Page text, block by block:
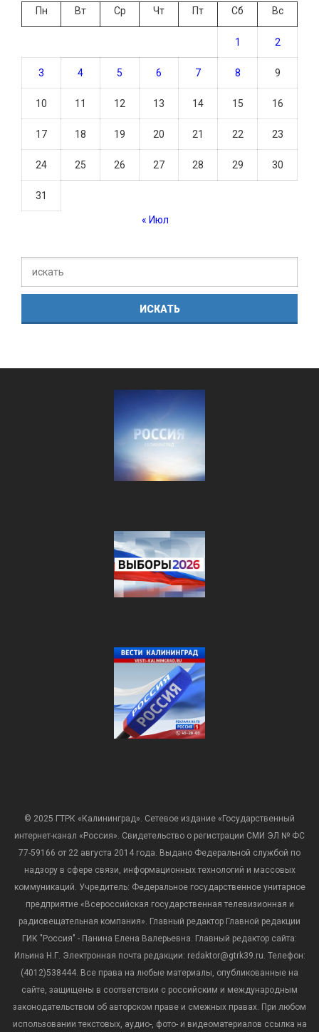
Пн
Вт Ср Чт Пт Сб Вс
1 2
3 4 5 6 7 8 9
10 11 12 13 14 15 16
17 18 19 20 21 22 23
24 25 26 27 28 29 30
31
« Июл
© 2025 ГТРК «Калининград». Сетевое издание «Государственный
интернет-канал «Россия». Свидетельство о регистрации СМИ ЭЛ № ФС
77-59166 от 22 августа 2014 года. Выдано Федеральной службой по
надзору в сфере связи, информационных технологий и массовых
коммуникаций. Учредитель: Федеральное государственное унитарное
предприятие «Всероссийская государственная телевизионная и
радиовещательная компания». Главный редактор Главной редакции
ГИК "Россия" - Панина Елена Валерьевна. Главный редактор сайта:
Ильина Н.Г. Электронная почта редакции: redaktor@gtrk39.ru. Телефон:
(4012)538444. Все права на любые материалы, опубликованные на
сайте, защищены в соответствии с российским и международным
законодательством об авторском праве и смежных правах. При любом
использовании текстовых, аудио-, фото- и видеоматериалов ссылка на